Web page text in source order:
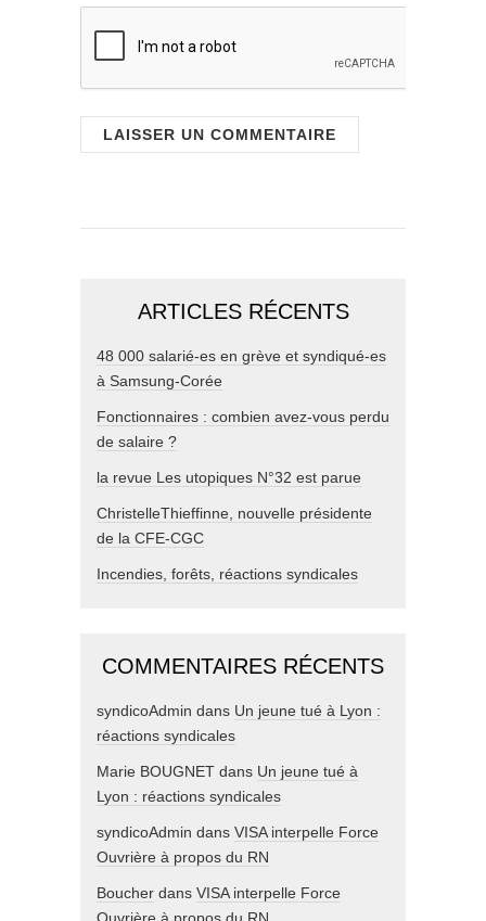
ARTICLES RÉCENTS
48 000 salarié-es en grève et syndiqué-es
à Samsung-Corée
Fonctionnaires : combien avez-vous perdu
de salaire ?
la revue Les utopiques N°32 est parue
ChristelleThieffinne, nouvelle présidente
de la CFE-CGC
Incendies, forêts, réactions syndicales
COMMENTAIRES RÉCENTS
syndicoAdmin dans Un jeune tué à Lyon :
réactions syndicales
Marie BOUGNET dans Un jeune tué à
Lyon : réactions syndicales
syndicoAdmin dans VISA interpelle Force
Ouvrière à propos du RN
Boucher dans VISA interpelle Force